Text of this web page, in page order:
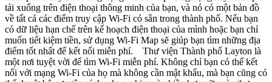
tải xuống trên điện thoại thông minh của bạn, và nó có một bản đồ
về tất cả các điểm truy cập Wi-Fi có sẵn trong thành phố. Nếu bạn
có dữ liệu hạn chế trên kế hoạch điện thoại của mình hoặc bạn chỉ
muốn tiết kiệm tiền, sử dụng Wi-Fi Map sẽ giúp bạn tìm những địa
điểm tốt nhất để kết nối miễn phí. Thư viện Thành phố Layton là
một nơi tuyệt vời để tìm Wi-Fi miễn phí. Không chỉ bạn có thể kết
nối với mạng Wi-Fi của họ mà không cần mật khẩu, mà bạn cũng có